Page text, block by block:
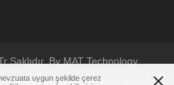
Saklıdır. By MAT Technology
Politikamızıziyaret edebilirsiniz.
uygun şekilde çerez